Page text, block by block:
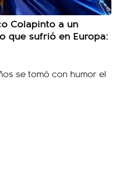
Colapinto a un
que sufrió en Europa: